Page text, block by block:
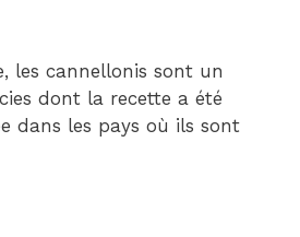
les cannellonis sont un
dont la recette a été
dans les pays où ils sont